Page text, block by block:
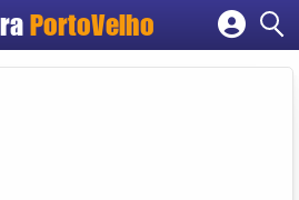
PortoVelho
Cadastrar empresa